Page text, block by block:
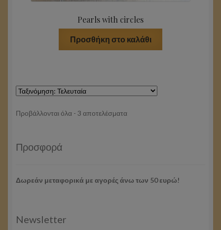
Pearls with circles
Προσθήκη στο καλάθι
Προβάλλονται όλα - 3 αποτελέσματαSorted
Προσφορά
Δωρεάν μεταφορικά με αγορές άνω των 50 ευρώ!
Newsletter